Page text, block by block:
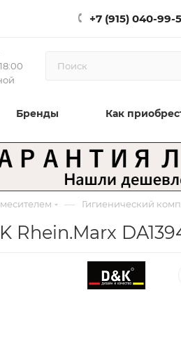
+7 (915) 040-99-
Бренды Как
— Гигиенический
Rhein.Marx